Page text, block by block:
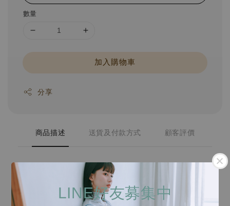
LINE好友募集中
數量
加入購物車
分享
商品描述 送貨及付款方式 顧客評價
飾品材質
耳針：低敏鋼針。